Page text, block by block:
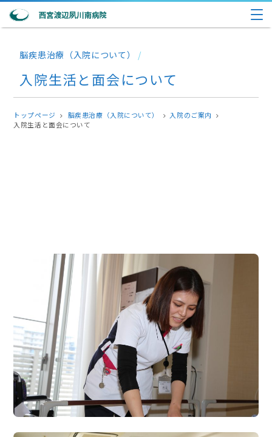
脳疾患治療（入院について） /
入院生活と面会について
トップページ 脳疾患治療（入院について）
入院のご案内
入院生活と面会について